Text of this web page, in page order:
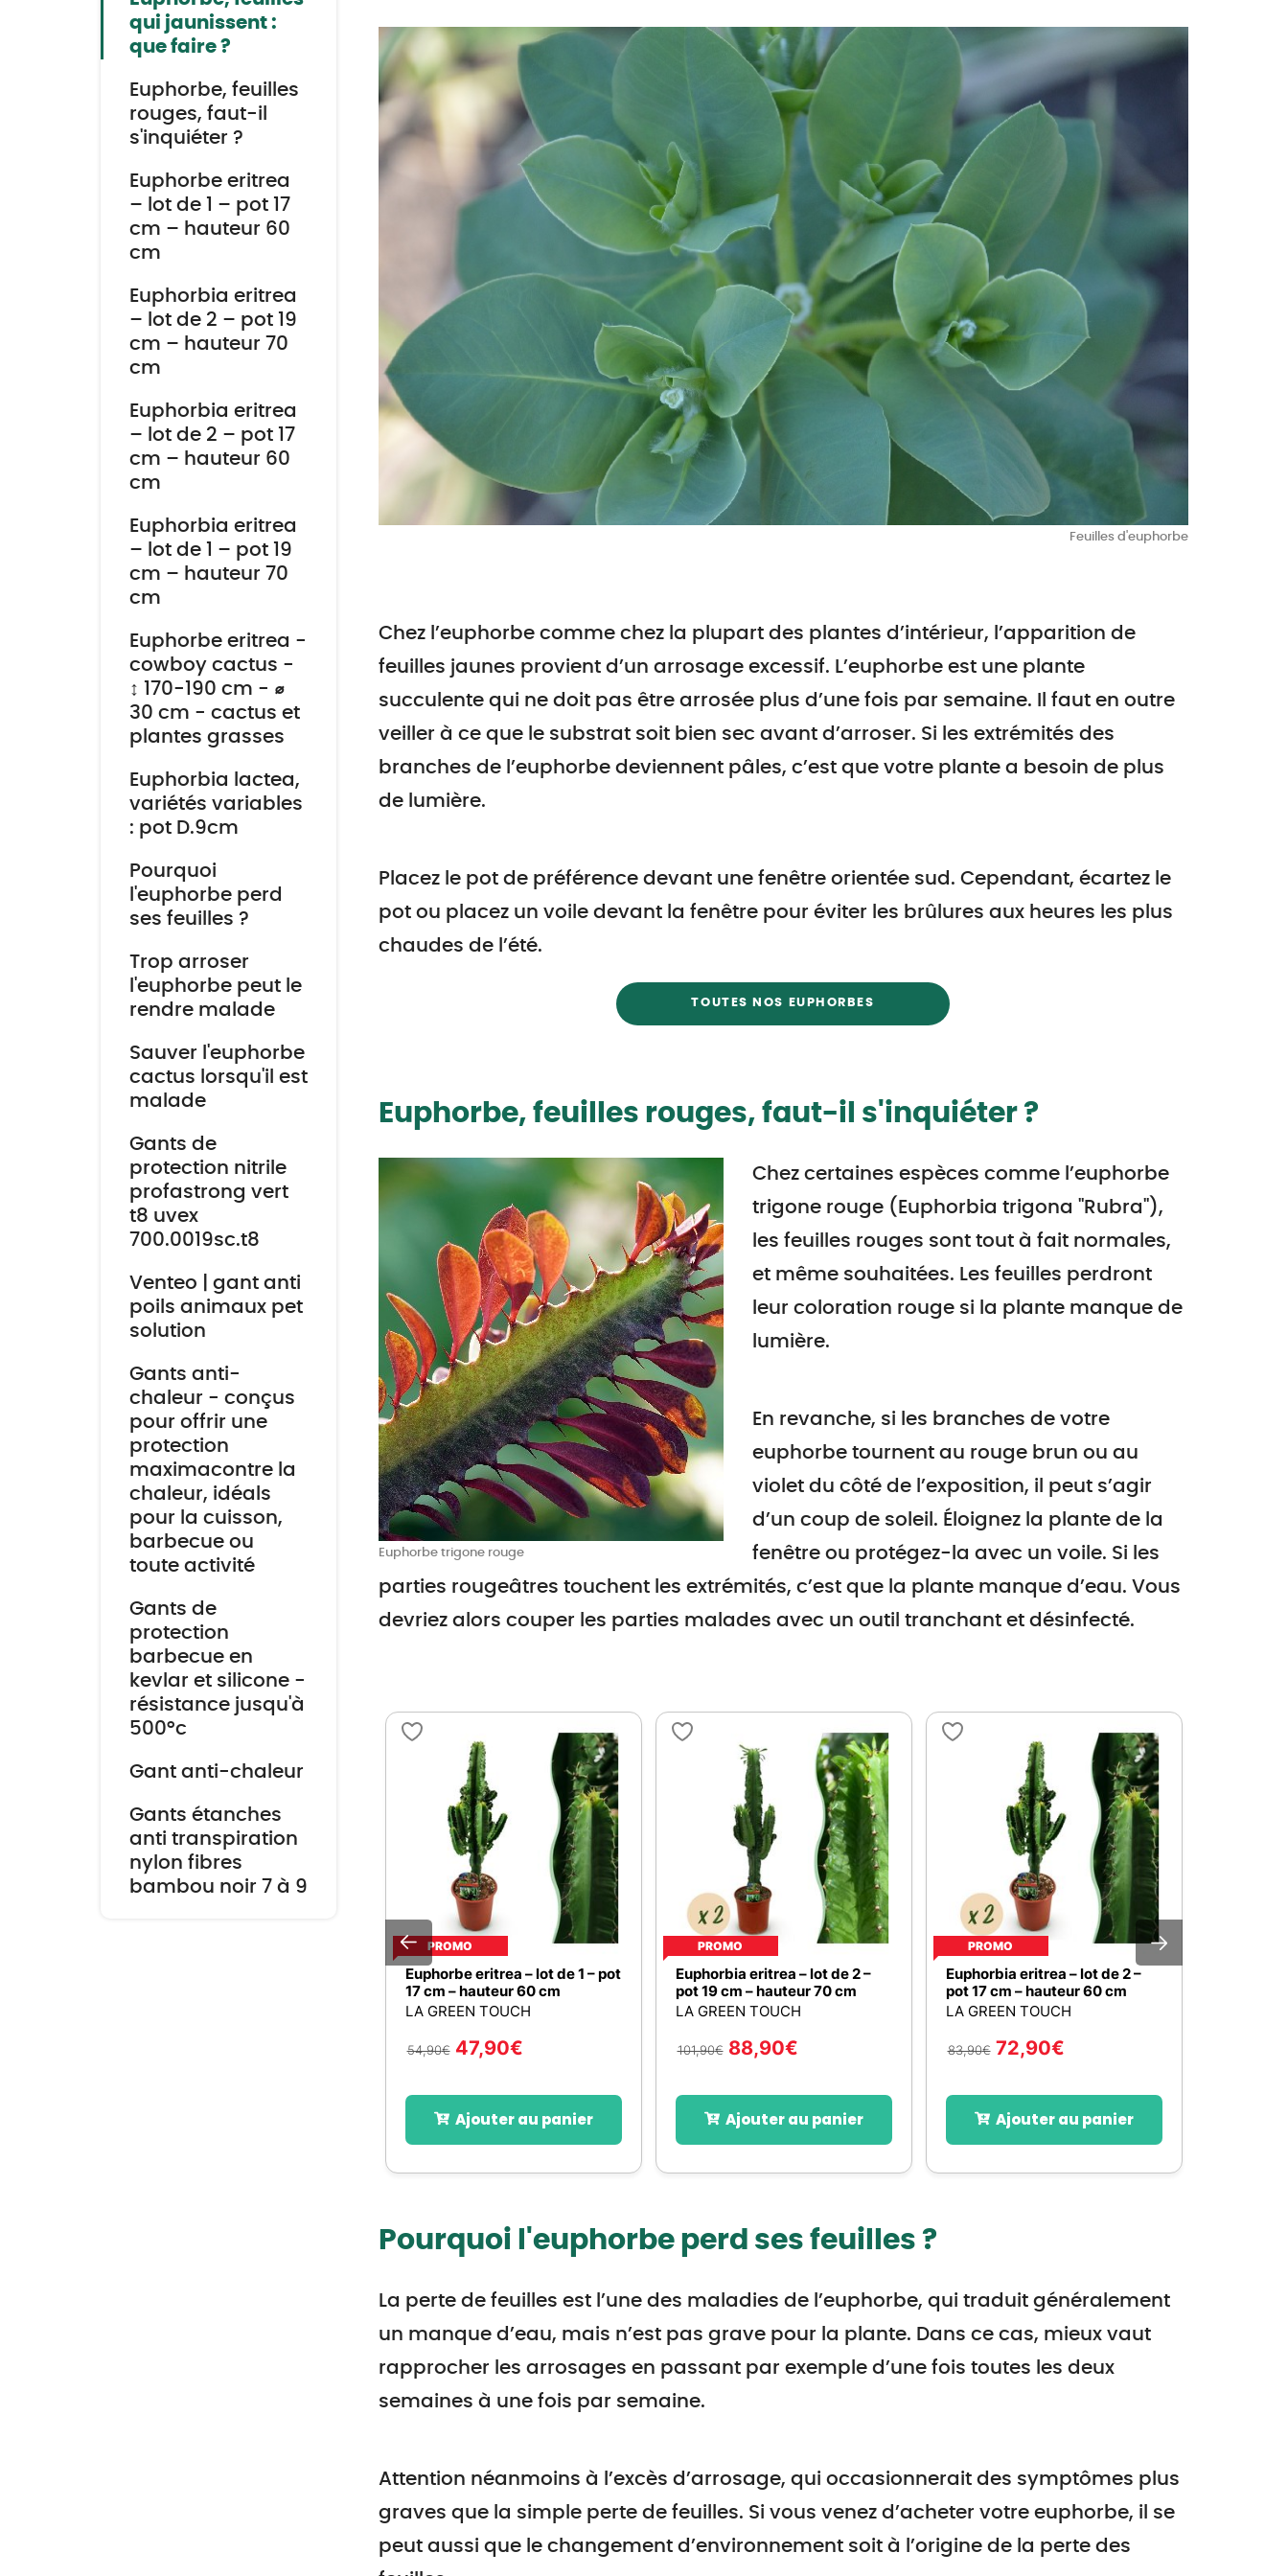
qui jaunissent :
que faire ?
Euphorbe, feuilles
rouges, faut-il
s'inquiéter ?
Euphorbe eritrea
– lot de 1 – pot 17
cm – hauteur 60
cm
Euphorbia eritrea
– lot de 2 – pot 19
cm – hauteur 70
cm
Euphorbia eritrea
– lot de 2 – pot 17
cm – hauteur 60
cm
Euphorbia eritrea
– lot de 1 – pot 19
cm – hauteur 70
cm
Euphorbe eritrea -
cowboy cactus -
↕ 170-190 cm - ⌀
30 cm - cactus et
plantes grasses
Euphorbia lactea,
variétés variables
: pot D.9cm
Pourquoi
l'euphorbe perd
ses feuilles ?
Trop arroser
l'euphorbe peut le
rendre malade
Sauver l'euphorbe
cactus lorsqu'il est
malade
Gants de
protection nitrile
profastrong vert
t8 uvex
700.0019sc.t8
Venteo | gant anti
poils animaux pet
solution
Gants anti-
chaleur - conçus
pour offrir une
protection
maximacontre la
chaleur, idéals
pour la cuisson,
barbecue ou
toute activité
Gants de
protection
barbecue en
kevlar et silicone -
résistance jusqu'à
500°c
Gant anti-chaleur
Gants étanches
anti transpiration
nylon fibres
bambou noir 7 à 9
Feuilles d'euphorbe
Chez l’euphorbe comme chez la plupart des plantes d’intérieur, l’apparition de
feuilles jaunes provient d’un arrosage excessif. L’euphorbe est une plante
succulente qui ne doit pas être arrosée plus d’une fois par semaine. Il faut en outre
veiller à ce que le substrat soit bien sec avant d’arroser. Si les extrémités des
branches de l’euphorbe deviennent pâles, c’est que votre plante a besoin de plus
de lumière.
Placez le pot de préférence devant une fenêtre orientée sud. Cependant, écartez le
pot ou placez un voile devant la fenêtre pour éviter les brûlures aux heures les plus
chaudes de l’été.
TOUTES NOS EUPHORBES
Euphorbe, feuilles rouges, faut-il s'inquiéter ?
Euphorbe trigone rouge
Chez certaines espèces comme l’euphorbe
trigone rouge (Euphorbia trigona "Rubra"),
les feuilles rouges sont tout à fait normales,
et même souhaitées. Les feuilles perdront
leur coloration rouge si la plante manque de
lumière.
En revanche, si les branches de votre
euphorbe tournent au rouge brun ou au
violet du côté de l’exposition, il peut s’agir
d’un coup de soleil. Éloignez la plante de la
fenêtre ou protégez-la avec un voile. Si les
parties rougeâtres touchent les extrémités, c’est que la plante manque d’eau. Vous
devriez alors couper les parties malades avec un outil tranchant et désinfecté.
PROMO
Euphorbe eritrea – lot de 1 – pot
17 cm – hauteur 60 cm
LA GREEN TOUCH
54,90€ 47,90€
Ajouter au panier
PROMO
Euphorbia eritrea – lot de 2 –
pot 19 cm – hauteur 70 cm
LA GREEN TOUCH
101,90€ 88,90€
Ajouter au panier
PROMO
Euphorbia eritrea – lot de 2 –
pot 17 cm – hauteur 60 cm
LA GREEN TOUCH
83,90€ 72,90€
Ajouter au panier
Pourquoi l'euphorbe perd ses feuilles ?
La perte de feuilles est l’une des maladies de l’euphorbe, qui traduit généralement
un manque d’eau, mais n’est pas grave pour la plante. Dans ce cas, mieux vaut
rapprocher les arrosages en passant par exemple d’une fois toutes les deux
semaines à une fois par semaine.
Attention néanmoins à l’excès d’arrosage, qui occasionnerait des symptômes plus
graves que la simple perte de feuilles. Si vous venez d’acheter votre euphorbe, il se
peut aussi que le changement d’environnement soit à l’origine de la perte des